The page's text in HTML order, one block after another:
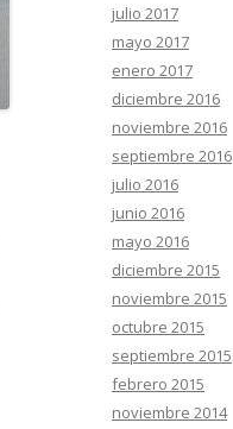
julio 2017
mayo 2017
enero 2017
diciembre 2016
noviembre 2016
septiembre 2016
julio 2016
junio 2016
mayo 2016
diciembre 2015
noviembre 2015
octubre 2015
septiembre 2015
febrero 2015
noviembre 2014